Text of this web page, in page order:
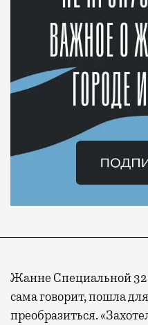
Жанне Специальной 32
сама говорит, пошла
преобразиться.